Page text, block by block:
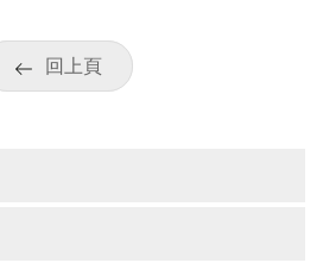
回上頁